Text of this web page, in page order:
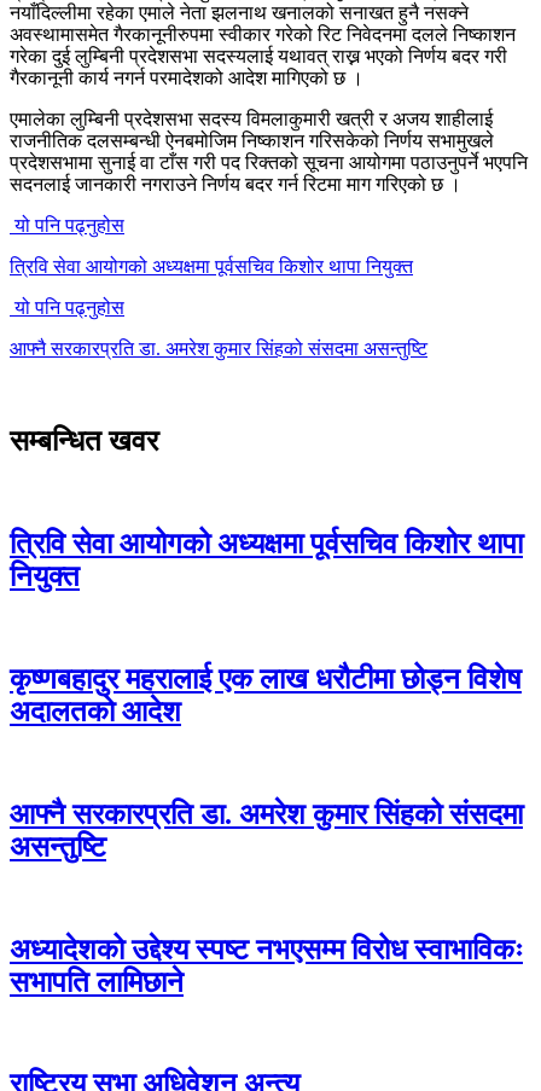
नयाँदिल्लीमा रहेका एमाले नेता झलनाथ खनालको सनाखत हुनै नसक्ने
अवस्थामासमेत गैरकानूनीरुपमा स्वीकार गरेको रिट निवेदनमा दलले निष्काशन
गरेका दुई लुम्बिनी प्रदेशसभा सदस्यलाई यथावत् राख्न भएको निर्णय बदर गरी
गैरकानूनी कार्य नगर्न परमादेशको आदेश मागिएको छ ।
एमालेका लुम्बिनी प्रदेशसभा सदस्य विमलाकुमारी खत्री र अजय शाहीलाई
राजनीतिक दलसम्बन्धी ऐनबमोजिम निष्काशन गरिसकेको निर्णय सभामुखले
प्रदेशसभामा सुनाई वा टाँस गरी पद रिक्तको सूचना आयोगमा पठाउनुपर्ने भएपनि
सदनलाई जानकारी नगराउने निर्णय बदर गर्न रिटमा माग गरिएको छ ।
यो पनि पढ्नुहोस
त्रिवि सेवा आयोगको अध्यक्षमा पूर्वसचिव किशोर थापा नियुक्त
यो पनि पढ्नुहोस
आफ्नै सरकारप्रति डा. अमरेश कुमार सिंहको संसदमा असन्तुष्टि
सम्बन्धित खवर
त्रिवि सेवा आयोगको अध्यक्षमा पूर्वसचिव किशोर थापा
नियुक्त
कृष्णबहादुर महरालाई एक लाख धरौटीमा छोड्न विशेष
अदालतको आदेश
आफ्नै सरकारप्रति डा. अमरेश कुमार सिंहको संसदमा
असन्तुष्टि
अध्यादेशको उद्देश्य स्पष्ट नभएसम्म विरोध स्वाभाविकः
सभापति लामिछाने
राष्ट्रिय सभा अधिवेशन अन्त्य